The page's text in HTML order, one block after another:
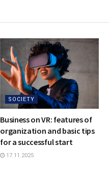
SOCIETY
Business on VR: features of
organization and basic tips
for a successful start
17.11.2025